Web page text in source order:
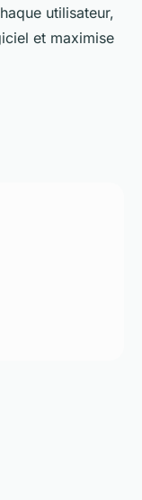
utilisateur,
et maximise